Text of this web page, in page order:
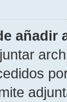
añadir